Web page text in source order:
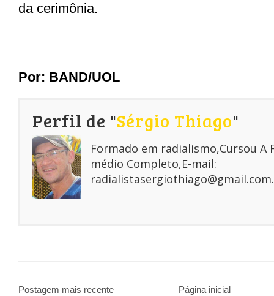
da cerimônia.
Por: BAND/UOL
Perfil de "Sérgio Thiago"
Formado em radialismo,Cursou A
médio Completo,E-mail:
radialistasergiothiago@gmail.com.
Postagem mais recente Página inicial